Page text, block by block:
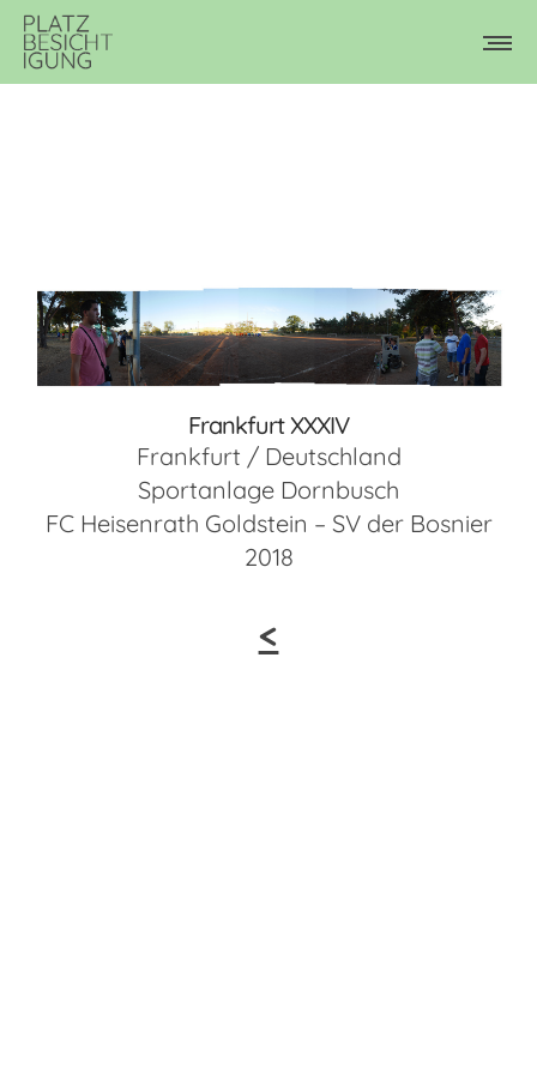
Frankfurt XXXIV
Frankfurt / Deutschland
Sportanlage Dornbusch
FC Heisenrath Goldstein – SV der Bosnier
2018
<